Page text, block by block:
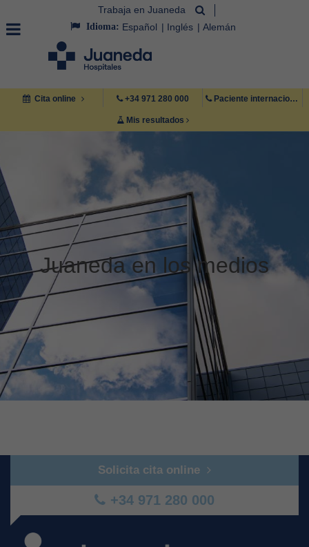
Trabaja en Juaneda
Idioma: Español Inglés Alemán
Cita online +34 971 280 000 Paciente internacional +34 971 222 222
Mis resultados
Juaneda en los medios
Solicita cita online
+34 971 280 000